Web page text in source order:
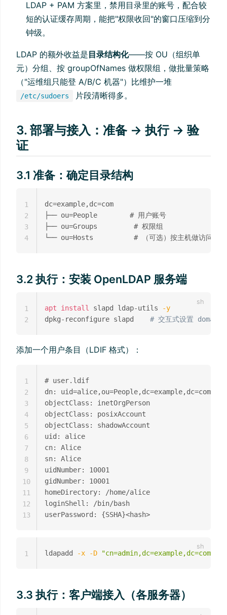
LDAP + PAM 方案里，禁用目录里的账号，配合较
短的认证缓存周期，能把"权限收回"的窗口压缩到分
钟级。
LDAP 的额外收益是目录结构化——按 OU（组织单
元）分组、按 groupOfNames 做权限组，做批量策略
（"运维组只能登 A/B/C 机器"）比维护一堆
/etc/sudoers 片段清晰得多。
3. 部署与接入：准备 → 执行 → 验
证
3.1 准备：确定目录结构
dc=example,dc=com
├── ou=People        # 用户账号
├── ou=Groups         # 权限组
1
2
3
4
3.2 执行：安装 OpenLDAP 服务端
apt install slapd ldap-utils
-y
dpkg-reconfigure slapd # 交互式设置 domain
1
2
添加一个用户条目（LDIF 格式）：
# user.ldif
dn: uid=alice,ou=People,dc=example,dc=com
objectClass: inetOrgPerson
objectClass: posixAccount
objectClass: shadowAccount
uid: alice
cn: Alice
sn: Alice
uidNumber: 10001
gidNumber: 10001
homeDirectory: /home/alice
loginShell: /bin/bash
1
2
3
4
5
6
7
8
9
10
11
12
13
ldapadd -x -D "cn=admin,dc=example,dc=com"
1
3.3 执行：客户端接入（各服务器）